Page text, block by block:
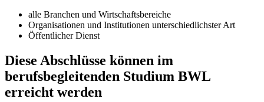
alle Branchen und Wirtschaftsbereiche
Organisationen und Institutionen unterschiedlichster Art
Öffentlicher Dienst
Diese Abschlüsse können im
berufsbegleitenden Studium BWL
erreicht werden